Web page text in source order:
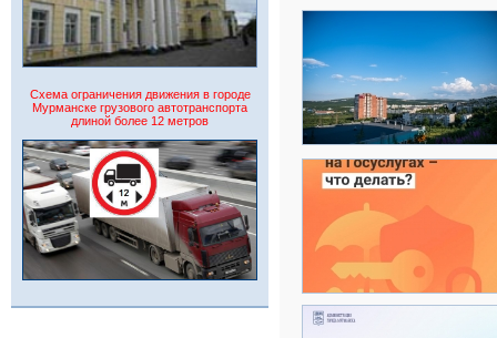
Схема ограничения движения в городе
Мурманске грузового автотранспорта
длиной более 12 метров